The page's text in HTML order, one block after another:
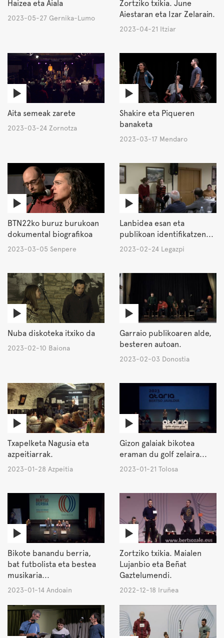
Haizea eta Aiala
2023-05-27 Gernika-Lumo
Zortziko txikia. June
Aiestaran eta Izar Zelarain.
2023-04-21 Itziar
Aita semeak zarete
2023-03-24 Zornotza
Shakire eta Piqueren
banaketa
2023-03-17 Mendaro
BTN22ko buruz burukoan
dokumental biografikoa
2023-03-05 Senpere
Lanbidea esan eta
publikoan identifikatzen...
2023-02-24 Legazpi
Nuba diskoteka itxiko da
2023-02-10 Baiona
Garraio publikoaren alde,
besteren autoan.
2023-02-03 Donostia
Txapelketa Nagusia eta
azpeitiarrak.
2023-01-28 Azpeitia
Gizon galaiak bikotea
eraman du golf zelaira...
2023-01-21 Tolosa
Bikote banandu berria,
bat futbolista eta bestea
musikaria...
2023-01-14 Andoain
Zortziko txikia. Maialen
Lujanbio eta Beñat
Gaztelumendi.
2022-12-18 Iruñea